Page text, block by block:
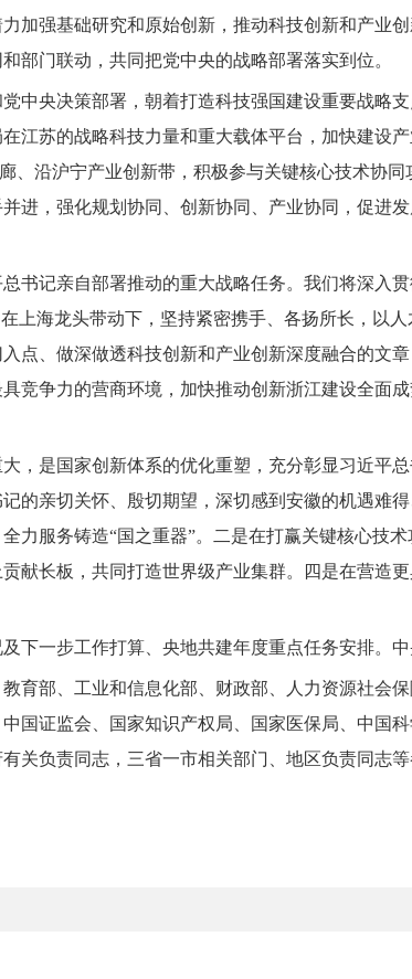
加强基础研究和原始创新，推动科技创新和产业
部门联动，共同把党中央的战略部署落实到位。
中央决策部署，朝着打造科技强国建设重要战略
江苏的战略科技力量和重大载体平台，加快建设
、沿沪宁产业创新带，积极参与关键核心技术协
进，强化规划协同、创新协同、产业协同，促进
书记亲自部署推动的重大战略任务。我们将深入
上海龙头带动下，坚持紧密携手、各扬所长，以
点、做深做透科技创新和产业创新深度融合的文
竞争力的营商环境，加快推动创新浙江建设全面
，是国家创新体系的优化重塑，充分彰显习近平
的亲切关怀、殷切期望，深切感到安徽的机遇难
力服务铸造“国之重器”。二是在打赢关键核心技
献长板，共同打造世界级产业集群。四是在营造
下一步工作打算、央地共建年度重点任务安排。
育部、工业和信息化部、财政部、人力资源社会
国证监会、国家知识产权局、国家医保局、中国
关负责同志，三省一市相关部门、地区负责同志等